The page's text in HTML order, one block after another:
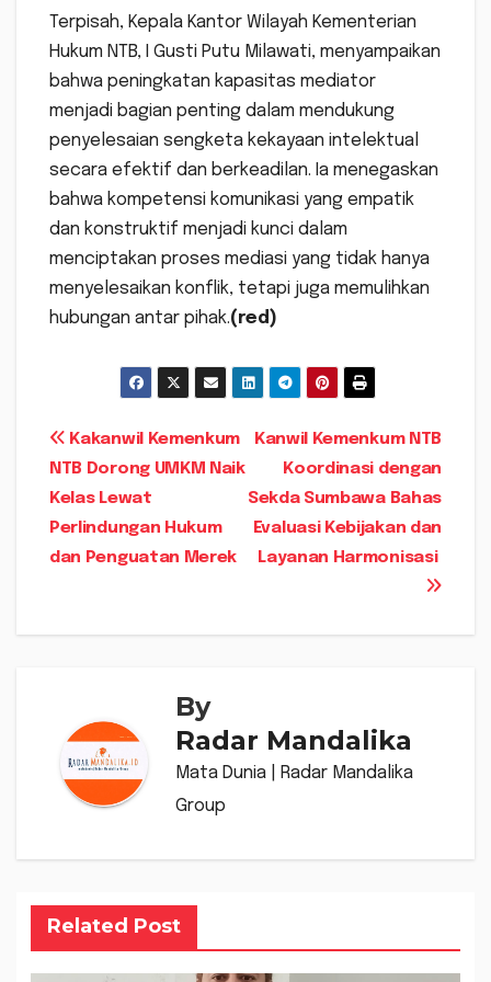
Terpisah, Kepala Kantor Wilayah Kementerian
Hukum NTB, I Gusti Putu Milawati, menyampaikan
bahwa peningkatan kapasitas mediator
menjadi bagian penting dalam mendukung
penyelesaian sengketa kekayaan intelektual
secara efektif dan berkeadilan. Ia menegaskan
bahwa kompetensi komunikasi yang empatik
dan konstruktif menjadi kunci dalam
menciptakan proses mediasi yang tidak hanya
menyelesaikan konflik, tetapi juga memulihkan
hubungan antar pihak.(red)
Navigasi
pos
Kanwil Kemenkum NTB
Koordinasi dengan
Sekda Sumbawa Bahas
Evaluasi Kebijakan dan
Layanan Harmonisasi ‎
Kakanwil Kemenkum
NTB Dorong UMKM Naik
Kelas Lewat
Perlindungan Hukum
dan Penguatan Merek
By
Radar Mandalika
Mata Dunia | Radar Mandalika
Group
Related Post